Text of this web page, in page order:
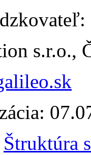
s.r.o.,
Štruktúra